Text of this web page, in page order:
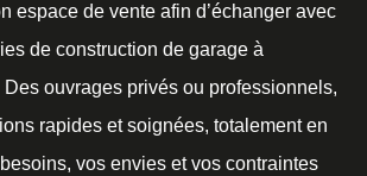
espace de vente afin d’échanger avec
de construction de garage à
ouvrages privés ou professionnels,
rapides et soignées, totalement en
vos envies et vos contraintes